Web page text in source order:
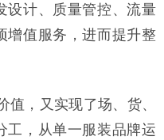
设计、质量管控、流量
增值服务，进而提升整
值，又实现了场、货、
工，从单一服装品牌运